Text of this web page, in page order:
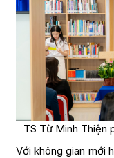
TS Từ Minh Thiện
Với không gian mới